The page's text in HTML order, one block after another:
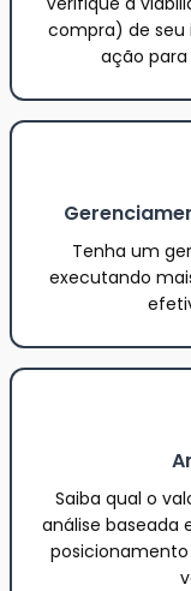
compra) de seu
ação
Tenha um
executando
Saiba qual o
análise baseada